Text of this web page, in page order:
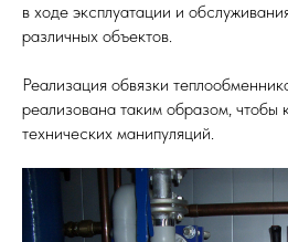
в ходе эксплуатации и
различных объектов.
Реализация обвязки
реализована таким образом, чтобы
технических манипуляций.